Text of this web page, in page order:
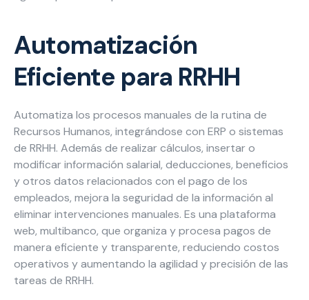
Blog
Automatización
Eficiente para RRHH
Automatiza los procesos manuales de la rutina de
Recursos Humanos, integrándose con ERP o sistemas
de RRHH. Además de realizar cálculos, insertar o
modificar información salarial, deducciones, beneficios
y otros datos relacionados con el pago de los
empleados, mejora la seguridad de la información al
eliminar intervenciones manuales. Es una plataforma
web, multibanco, que organiza y procesa pagos de
manera eficiente y transparente, reduciendo costos
operativos y aumentando la agilidad y precisión de las
tareas de RRHH.
Estas
cookies no
opcionales.
Son
necesarias
para que
funcione la
web.
Estadísticas
Para que
podamos
mejorar la